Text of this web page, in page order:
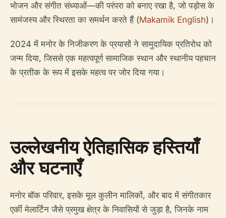
भोजन और संगीत संध्याओं—की परंपरा को बनाए रखा है, जो पड़ोस के
सामंजस्य और स्थिरता का समर्थन करते हैं (Makamik English)।
2024 में मनोर के निजीकरण के प्रयासों ने सामुदायिक प्रतिरोध को
जन्म दिया, जिससे एक महत्वपूर्ण सामाजिक स्थान और स्थानीय पहचान
के प्रतीक के रूप में इसके महत्व पर जोर दिया गया।
उल्लेखनीय ऐतिहासिक हस्तियाँ
और घटनाएँ
मनोर बॉक परिवार, इसके मूल कुलीन मालिकों, और बाद में संगीतकार
एर्की मेलार्टिन जैसे प्रमुख क्षेत्र के निवासियों से जुड़ा है, जिनके नाम